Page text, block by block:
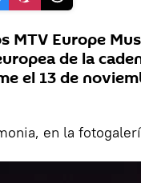
MTV Europe
de la
el 13 de
en la